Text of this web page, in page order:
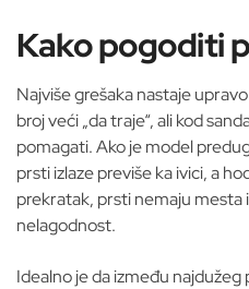
Kako pogoditi
Najviše grešaka nastaje
broj veći „da traje“, ali kod
pomagati. Ako je model
prsti izlaze previše ka ivici, a
prekratak, prsti nemaju mesta
nelagodnost.
Idealno je da između